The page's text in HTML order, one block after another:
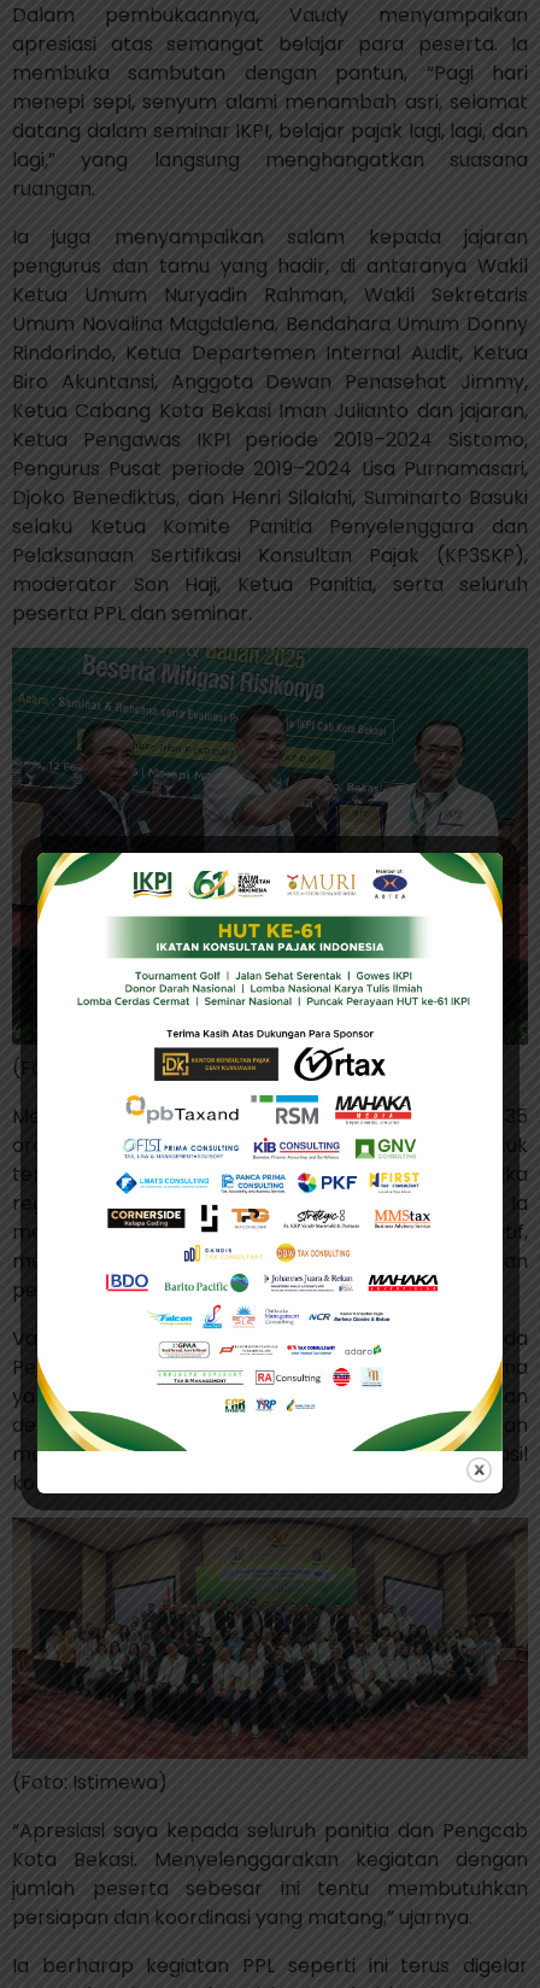
Dalam pembukaannya, Vaudy menyampaikan
apresiasi atas semangat belajar para peserta. Ia
membuka sambutan dengan pantun, “Pagi hari
menepi sepi, senyum alami menambah asri, selamat
datang dalam seminar IKPI, belajar pajak lagi, lagi, dan
lagi,” yang langsung menghangatkan suasana
ruangan.
Ia juga menyampaikan salam kepada jajaran
pengurus dan tamu yang hadir, di antaranya Wakil
Ketua Umum Nuryadin Rahman, Wakil Sekretaris
Umum Novalina Magdalena, Bendahara Umum Donny
Rindorindo, Ketua Departemen Internal Audit, Ketua
Biro Akuntansi, Anggota Dewan Penasehat Jimmy,
Ketua Cabang Kota Bekasi Iman Julianto dan jajaran,
Ketua Pengawas IKPI periode 2019–2024 Sistomo,
Pengurus Pusat periode 2019–2024 Lisa Purnamasari,
Djoko Benediktus, dan Henri Silalahi, Suminarto Basuki
selaku Ketua Komite Panitia Penyelenggara dan
Pelaksanaan Sertifikasi Konsultan Pajak (KP3SKP),
moderator Son Haji, Ketua Panitia, serta seluruh
peserta PPL dan seminar.
(Foto: Istimewa)
Menurut Vaudy, jumlah peserta yang mencapai 135
orang menunjukkan komitmen anggota IKPI untuk
terus meningkatkan kompetensi di tengah dinamika
regulasi perpajakan yang terus berkembang. Ia
menilai, PPL bukan sekadar kewajiban administratif,
melainkan ruang pembaruan wawasan dan
penguatan profesionalisme.
Vaudy juga memberikan apresiasi khusus kepada
Pengurus Cabang Kota Bekasi dan panitia pelaksana
yang telah bekerja keras menyelenggarakan kegiatan
dengan baik dan tertib. Ia menyebut keberhasilan
menghadirkan ratusan peserta merupakan hasil
kolaborasi dan soliditas organisasi di tingkat cabang.
(Foto: Istimewa)
“Apresiasi saya kepada seluruh panitia dan Pengcab
Kota Bekasi. Menyelenggarakan kegiatan dengan
jumlah peserta sebesar ini tentu membutuhkan
persiapan dan koordinasi yang matang,” ujarnya.
Ia berharap kegiatan PPL seperti ini terus digelar